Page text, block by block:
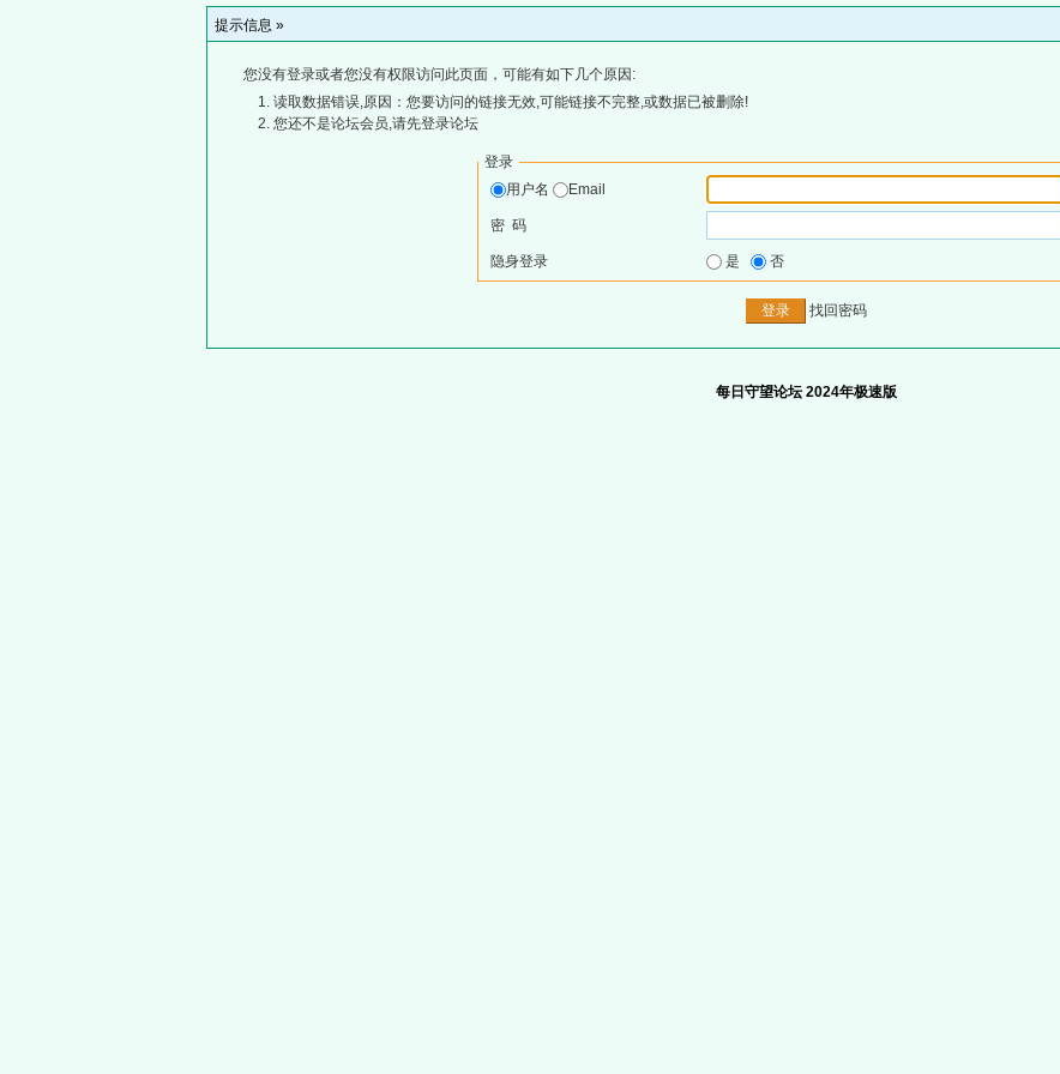
提示信息 »
您没有登录或者您没有权限访问此页面，可能有如下几个原因:
读取数据错误,原因：您要访问的链接无效,可能链接不完整,或数据已被删除!
您还不是论坛会员,请先登录论坛
登录
用户名
Email
密 码
隐身登录 是 否
找回密码
每日守望论坛 2024年极速版